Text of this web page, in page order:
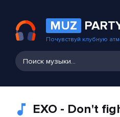
MUZ
Почувствуй клубную
EXO - Don't